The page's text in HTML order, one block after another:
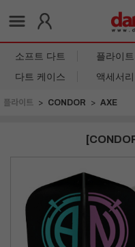
소프트 다트 플라이트
다트 케이스
액세서리
플라이트 CONDOR AXE